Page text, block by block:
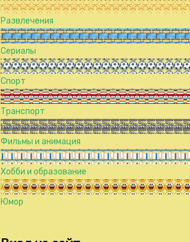
Развлечения
Сериалы
Спорт
Транспорт
Фильмы и анимация
Хобби и образование
Юмор